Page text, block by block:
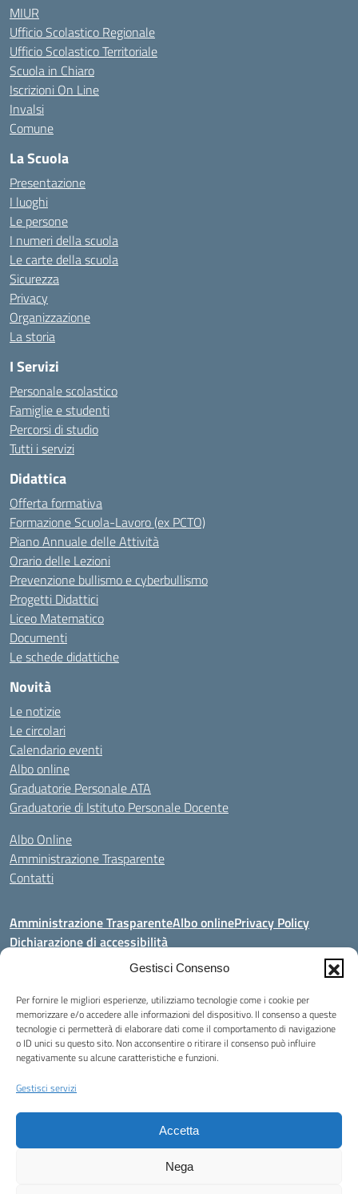
Gestisci Consenso
Per fornire le migliori esperienze, utilizziamo tecnologie come i cookie per
memorizzare e/o accedere alle informazioni del dispositivo. Il consenso a queste
tecnologie ci permetterà di elaborare dati come il comportamento di navigazione
o ID unici su questo sito. Non acconsentire o ritirare il consenso può influire
negativamente su alcune caratteristiche e funzioni.
Gestisci servizi
Accetta
Nega
MIUR
Ufficio Scolastico Regionale
Ufficio Scolastico Territoriale
Scuola in Chiaro
Iscrizioni On Line
Invalsi
Comune
La Scuola
Presentazione
I luoghi
Le persone
I numeri della scuola
Le carte della scuola
Sicurezza
Privacy
Organizzazione
La storia
I Servizi
Personale scolastico
Famiglie e studenti
Percorsi di studio
Tutti i servizi
Didattica
Offerta formativa
Formazione Scuola-Lavoro (ex PCTO)
Piano Annuale delle Attività
Orario delle Lezioni
Prevenzione bullismo e cyberbullismo
Progetti Didattici
Liceo Matematico
Documenti
Le schede didattiche
Novità
Le notizie
Le circolari
Calendario eventi
Albo online
Graduatorie Personale ATA
Graduatorie di Istituto Personale Docente
Albo Online
Amministrazione Trasparente
Contatti
Amministrazione TrasparenteAlbo onlinePrivacy Policy
Dichiarazione di accessibilità
Indirizzo:Via Dante Alighieri, 32 - 84034 Padula (Sa)
Centralino:097577130 - 097577052
Email:saic86900d@istruzione.it
Codice meccanografico:
Codice unico di fatturazione (CUF): UFV098